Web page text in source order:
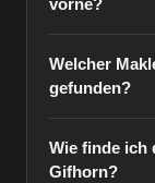
vorne?
Welcher
gefunden?
Wie finde ich
Gifhorn?